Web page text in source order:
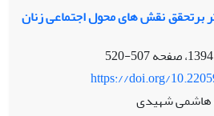
برتحقق نقش های محول اجتماعی زنان
507-520
https://doi.org/
هاشمی شهیدی